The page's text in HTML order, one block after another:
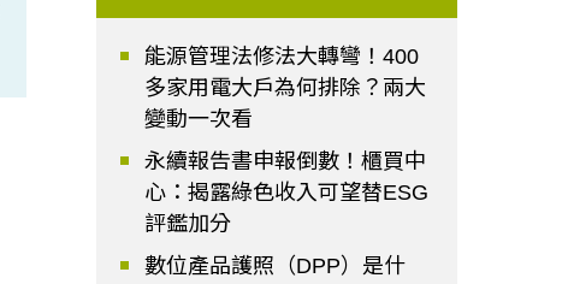
能源管理法修法大轉彎！400
多家用電大戶為何排除？兩大
變動一次看
永續報告書申報倒數！櫃買中
心：揭露綠色收入可望替ESG
評鑑加分
數位產品護照（DPP）是什